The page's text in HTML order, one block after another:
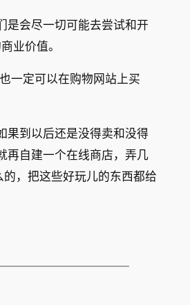
是会尽一切可能去尝试和开
业价值。
一定可以在购物网站上买
果到以后还是没得卖和没得
再自建一个在线商店，弄几
的，把这些好玩儿的东西都给